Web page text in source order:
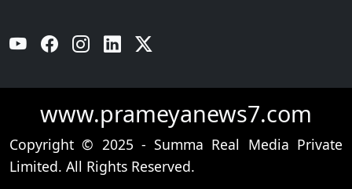
YouTube Facebook Instagram Linkedin
www.prameyanews7.com
Copyright © 2025 - Summa Real Media Private
Limited. All Rights Reserved.